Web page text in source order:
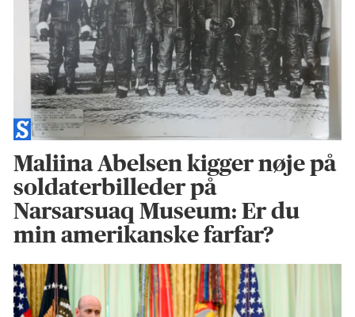
Maliina Abelsen kigger nøje på
soldaterbilleder på
Narsarsuaq Museum: Er du
min amerikanske farfar?